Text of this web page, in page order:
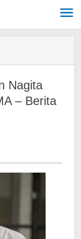
Nagita
– Berita